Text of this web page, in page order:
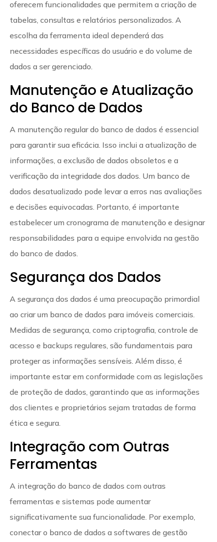
oferecem funcionalidades que permitem a criação de
tabelas, consultas e relatórios personalizados. A
escolha da ferramenta ideal dependerá das
necessidades específicas do usuário e do volume de
dados a ser gerenciado.
Manutenção e Atualização
do Banco de Dados
A manutenção regular do banco de dados é essencial
para garantir sua eficácia. Isso inclui a atualização de
informações, a exclusão de dados obsoletos e a
verificação da integridade dos dados. Um banco de
dados desatualizado pode levar a erros nas avaliações
e decisões equivocadas. Portanto, é importante
estabelecer um cronograma de manutenção e designar
responsabilidades para a equipe envolvida na gestão
do banco de dados.
Segurança dos Dados
A segurança dos dados é uma preocupação primordial
ao criar um banco de dados para imóveis comerciais.
Medidas de segurança, como criptografia, controle de
acesso e backups regulares, são fundamentais para
proteger as informações sensíveis. Além disso, é
importante estar em conformidade com as legislações
de proteção de dados, garantindo que as informações
dos clientes e proprietários sejam tratadas de forma
ética e segura.
Integração com Outras
Ferramentas
A integração do banco de dados com outras
ferramentas e sistemas pode aumentar
significativamente sua funcionalidade. Por exemplo,
conectar o banco de dados a softwares de gestão